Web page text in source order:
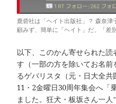
鹿砦社は「ヘイト出版社」？ 森奈
顧みず、簡単に「ヘイト」だ、「差
以下、このかん寄せられた
す（一部の方を除いてお名
るゲバリスタ（元・日大全
11・2金曜日30周年集会へ「
ました。狂犬・板坂さん一